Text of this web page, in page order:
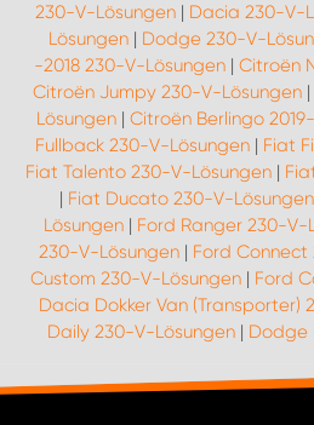
230-V-Lösungen| Dacia 230-V-
Lösungen | Dodge 230-V-
-2018 230-V-Lösungen | Citroën
Citroën Jumpy 230-V-Lösungen|
Lösungen | Citroën Berlingo
Fullback 230-V-Lösungen| Fiat
Fiat Talento 230-V-Lösungen|
| Fiat Ducato 230-V-Lösungen
Lösungen| Ford Ranger 230-V-
230-V-Lösungen| Ford
Custom 230-V-Lösungen | Ford
Dacia Dokker Van (Transporter)
Daily 230-V-Lösungen| Dodge